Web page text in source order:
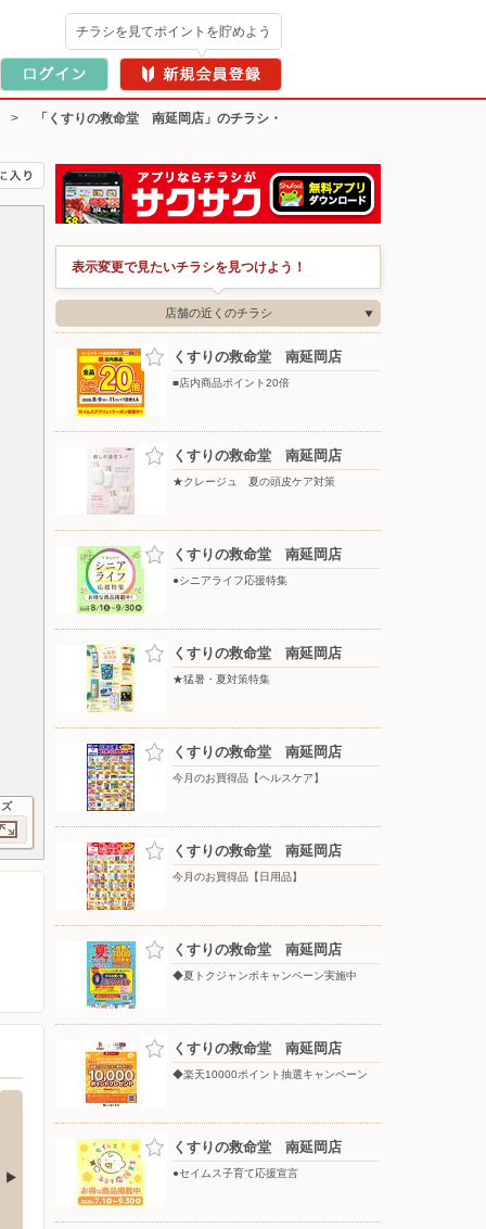
チラシを見てポイントを貯めよう
>
「くすりの救命堂 南延岡店」のチラシ・
◆楽天10000ポイント抽選キャン
ペーン
施中
表示変更で見たいチラシを見つけよう！
店舗の近くのチラシ
くすりの救命堂 南延岡店
■店内商品ポイント20倍
くすりの救命堂 南延岡店
★クレージュ 夏の頭皮ケア対策
くすりの救命堂 南延岡店
●シニアライフ応援特集
くすりの救命堂 南延岡店
★猛暑・夏対策特集
くすりの救命堂 南延岡店
今月のお買得品【ヘルスケア】
くすりの救命堂 南延岡店
今月のお買得品【日用品】
くすりの救命堂 南延岡店
◆夏トクジャンボキャンペーン実施中
くすりの救命堂 南延岡店
◆楽天10000ポイント抽選キャンペーン
くすりの救命堂 南延岡店
●セイムス子育て応援宣言